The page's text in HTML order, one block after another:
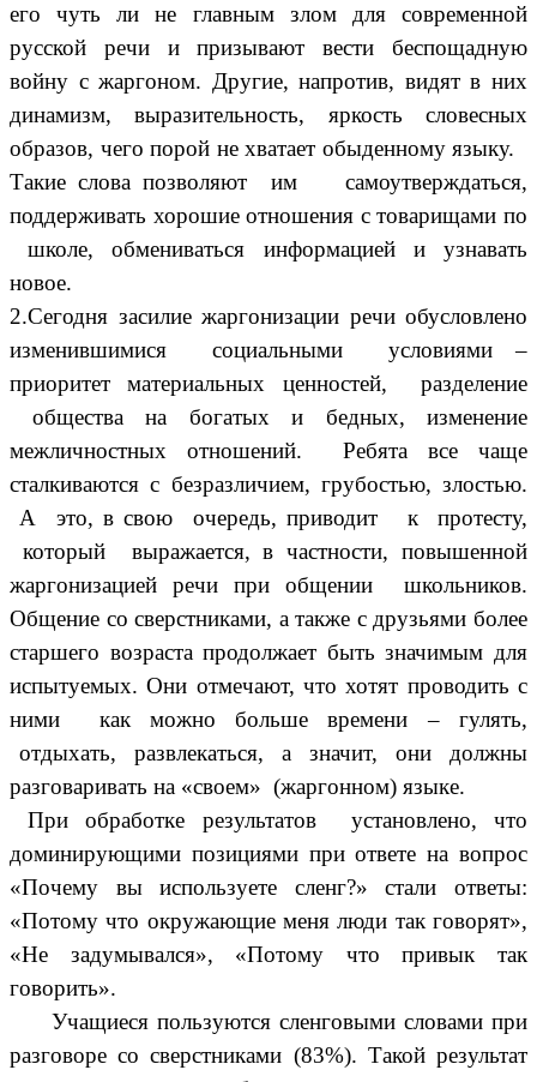
его чуть ли не главным злом для современной
русской речи и призывают вести беспощадную
войну с жаргоном. Другие, напротив, видят в них
динамизм, выразительность, яркость словесных
образов, чего порой не хватает обыденному языку.
Такие слова позволяют им самоутверждаться,
поддерживать хорошие отношения с товарищами по
школе, обмениваться информацией и узнавать
новое.
2.Сегодня засилие жаргонизации речи обусловлено
изменившимися социальными условиями –
приоритет материальных ценностей, разделение
общества на богатых и бедных, изменение
межличностных отношений. Ребята все чаще
сталкиваются с безразличием, грубостью, злостью.
А это, в свою очередь, приводит к протесту,
который выражается, в частности, повышенной
жаргонизацией речи при общении школьников.
Общение со сверстниками, а также с друзьями более
старшего возраста продолжает быть значимым для
испытуемых. Они отмечают, что хотят проводить с
ними как можно больше времени – гулять,
отдыхать, развлекаться, а значит, они должны
разговаривать на «своем» (жаргонном) языке.
При обработке результатов установлено, что
доминирующими позициями при ответе на вопрос
«Почему вы используете сленг?» стали ответы:
«Потому что окружающие меня люди так говорят»,
«Не задумывался», «Потому что привык так
говорить».
Учащиеся пользуются сленговыми словами при
разговоре со сверстниками (83%). Такой результат